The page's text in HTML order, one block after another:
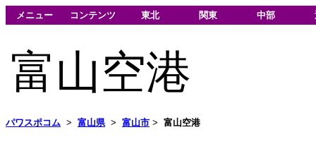
メニュー コンテンツ 東北 関東 中部
富山空港
パワスポコム > 富山県> 富山市 > 富山空港